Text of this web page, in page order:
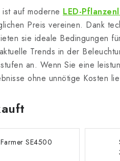
ist auf moderne LED-
Preis vereinen. Dank
sie ideale Bedingungen
Trends in der
an. Wenn Sie eine
ohne unnötige Kosten
SE4500